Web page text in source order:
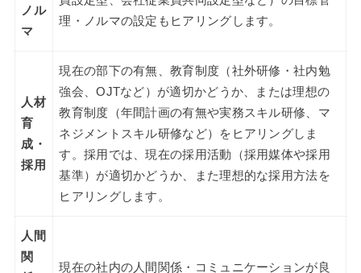
ノル
マ
理・ノルマの設定もヒアリングします。
人材
育
成・
採用
現在の部下の有無、教育制度（社外研修・社内勉
強会、OJTなど）が適切かどうか、または理想の
教育制度（年間計画の有無や実務スキル研修、マ
ネジメントスキル研修など）をヒアリングしま
す。採用では、現在の採用活動（採用媒体や採用
基準）が適切かどうか、また理想的な採用方法を
ヒアリングします。
人間
関
現在の社内の人間関係・コミュニケーションが良